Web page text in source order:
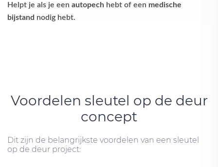
Helpt je als je een autopech hebt of een medische
bijstand nodig hebt.
Voordelen sleutel op de deur
concept
Dit zijn de belangrijkste voordelen van een sleutel
op de deur project: